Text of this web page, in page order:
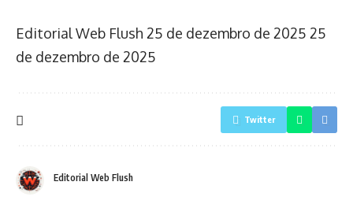
Editorial Web Flush 25 de dezembro de 2025 25
de dezembro de 2025
Twitter
Editorial Web Flush